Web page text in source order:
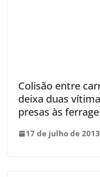
Colisão entre
deixa duas
presas às
17 de julho de 2013